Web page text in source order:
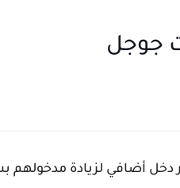
جوجل
أضافي لزيادة مدخولهم